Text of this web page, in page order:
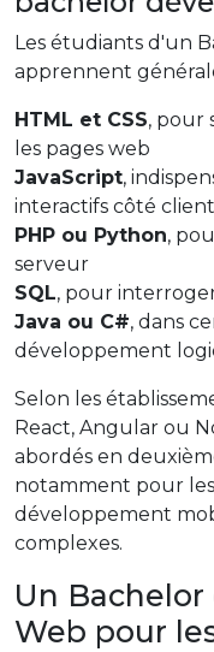
Les étudiants d'un
apprennent
HTML et CSS, pour
les pages web
JavaScript,
interactifs côté client
PHP ou Python,
serveur
SQL, pour
Java ou C#, dans
développement
Selon les
React, Angular ou
abordés en
notamment pour
développement
complexes.
Un
Web pour